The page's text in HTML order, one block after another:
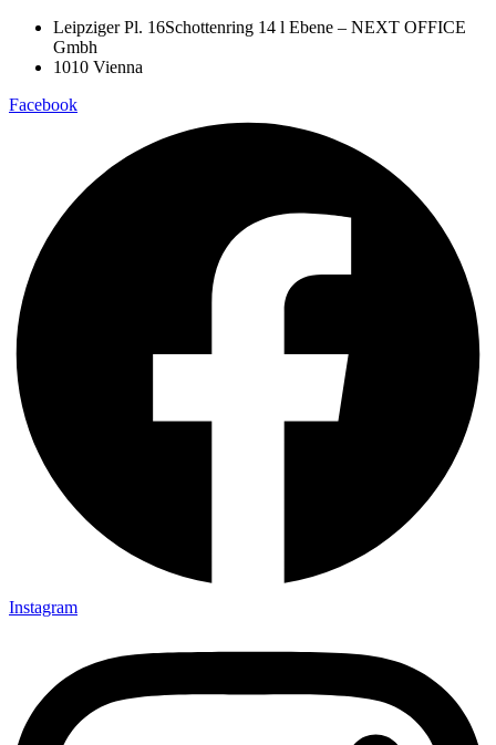
Leipziger Pl. 16Schottenring 14 l Ebene – NEXT OFFICE
Gmbh
1010 Vienna
Facebook
Instagram